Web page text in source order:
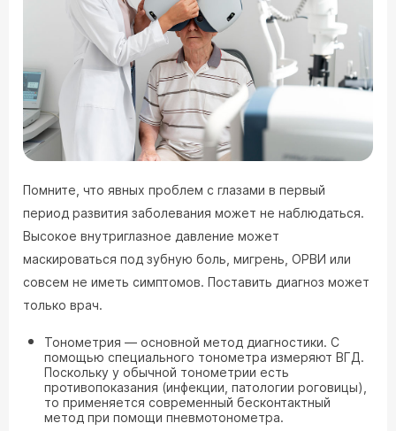
Помните, что явных проблем с глазами в первый
период развития заболевания может не наблюдаться.
Высокое внутриглазное давление может
маскироваться под зубную боль, мигрень, ОРВИ или
совсем не иметь симптомов. Поставить диагноз может
только врач.
Тонометрия — основной метод диагностики. С
помощью специального тонометра измеряют ВГД.
Поскольку у обычной тонометрии есть
противопоказания (инфекции, патологии роговицы),
то применяется современный бесконтактный
метод при помощи пневмотонометра.